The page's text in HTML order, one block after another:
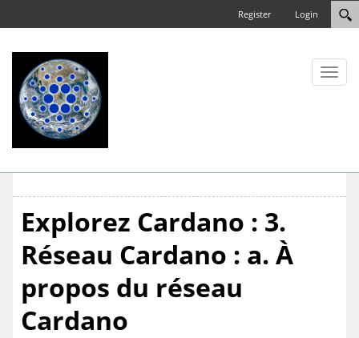
Login
Register
Toggle
Explorez Cardano : 3.
Réseau Cardano : a. À
propos du réseau
Cardano